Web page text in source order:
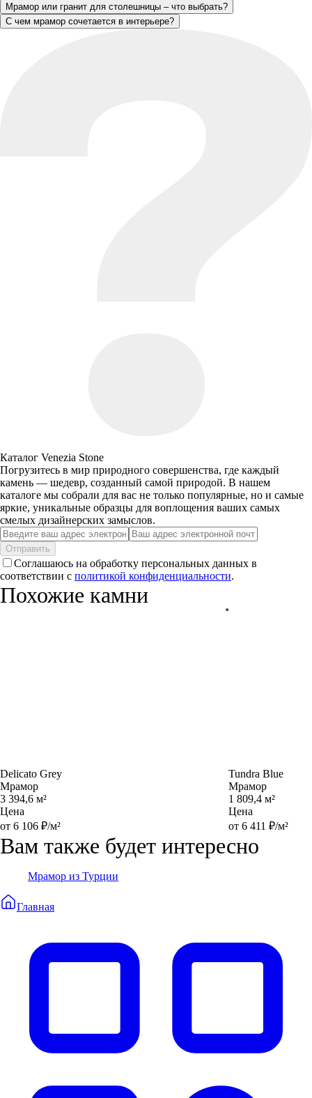
Мрамор или гранит для столешницы – что выбрать?
С чем мрамор сочетается в интерьере?
Каталог Venezia Stone
Погрузитесь в мир природного совершенства, где каждый
камень — шедевр, созданный самой природой. В нашем
каталоге мы собрали для вас не только популярные, но и самые
яркие, уникальные образцы для воплощения ваших самых
смелых дизайнерских замыслов.
Отправить
Соглашаюсь на обработку персональных данных в
соответствии с политикой конфиденциальности.
Похожие камни
Delicato Grey
Мрамор
3 394,6 м²
Цена
от 6 106 ₽/м²
Tundra Blue
Мрамор
1 809,4 м²
Цена
от 6 411 ₽/м²
Вам также будет интересно
Мрамор из Турции
Главная